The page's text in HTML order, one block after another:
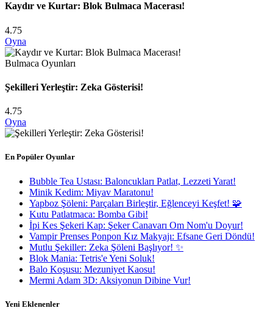
Kaydır ve Kurtar: Blok Bulmaca Macerası!
4.75
Oyna
Bulmaca Oyunları
Şekilleri Yerleştir: Zeka Gösterisi!
4.75
Oyna
En Popüler Oyunlar
Bubble Tea Ustası: Baloncukları Patlat, Lezzeti Yarat!
Minik Kedim: Miyav Maratonu!
Yapboz Şöleni: Parçaları Birleştir, Eğlenceyi Keşfet! 🧩
Kutu Patlatmaca: Bomba Gibi!
İpi Kes Şekeri Kap: Şeker Canavarı Om Nom'u Doyur!
Vampir Prenses Ponpon Kız Makyajı: Efsane Geri Döndü!
Mutlu Şekiller: Zeka Şöleni Başlıyor! ✨
Blok Mania: Tetris'e Yeni Soluk!
Balo Koşusu: Mezuniyet Kaosu!
Mermi Adam 3D: Aksiyonun Dibine Vur!
Yeni Eklenenler